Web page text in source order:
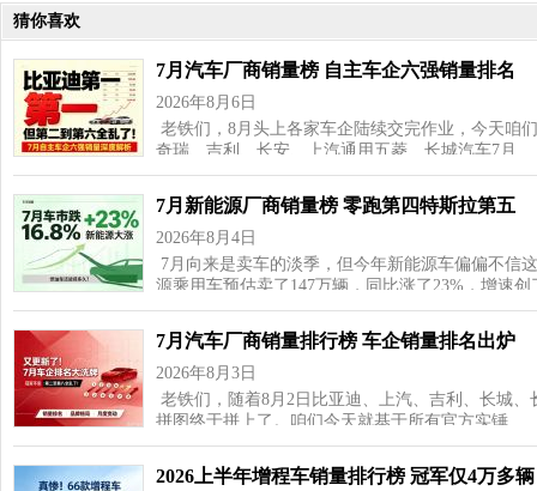
猜你喜欢
7月汽车厂商销量榜 自主车企六强销量排名
2026年8月6日
老铁们，8月头上各家车企陆续交完作业，今天
奇瑞、吉利、长安、上汽通用五菱、长城汽车7月…
7月新能源厂商销量榜 零跑第四特斯拉第五
2026年8月4日
7月向来是卖车的淡季，但今年新能源车偏偏不信
源乘用车预估卖了147万辆，同比涨了23%，增速
7月汽车厂商销量排行榜 车企销量排名出炉
2026年8月3日
老铁们，随着8月2日比亚迪、上汽、吉利、长城
拼图终于拼上了。咱们今天就基于所有官方实锤…
2026上半年增程车销量排行榜 冠军仅4万多辆